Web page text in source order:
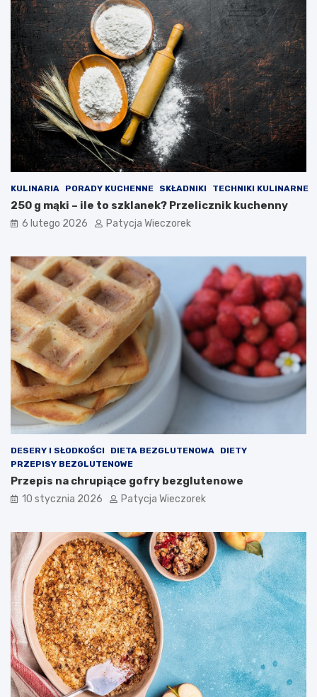
KULINARIA PORADY KUCHENNE SKŁADNIKI TECHNIKI KULINARNE
250 g mąki – ile to szklanek? Przelicznik kuchenny
6 lutego 2026 Patycja Wieczorek
DESERY I SŁODKOŚCI DIETA BEZGLUTENOWA
DIETY
PRZEPISY BEZGLUTENOWE
Przepis na chrupiące gofry bezglutenowe
10 stycznia 2026 Patycja Wieczorek